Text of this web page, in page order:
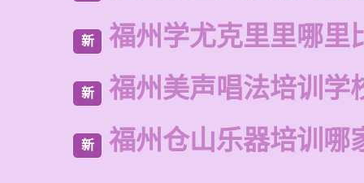
新 福州学尤克里里哪里
新 福州美声唱法培训学
新 福州仓山乐器培训哪